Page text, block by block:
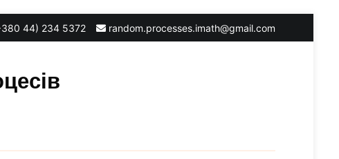
44) 234 5372 random.processes.imath@gmail.com